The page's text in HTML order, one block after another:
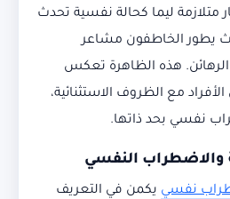
متلازمة ليما كحالة نفسية تحدث
يطور الخاطفون مشاعر
الرهائن. هذه الظاهرة تعكس
مع الظروف الاستثنائية،
نفسي بحد ذاتها.
والاضطراب النفسي
نفسي يكمن في التعريف